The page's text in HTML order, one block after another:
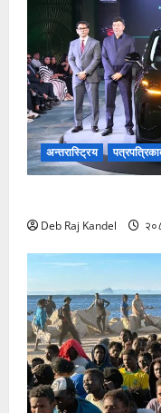
अन्तरास्ट्रिय
Deb Raj Kandel